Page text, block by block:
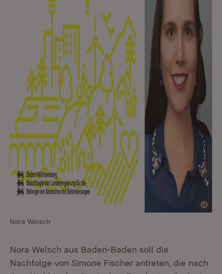
Nora Welsch
Nora Welsch aus Baden-Baden soll die
Nachfolge von Simone Fischer antreten, die nach